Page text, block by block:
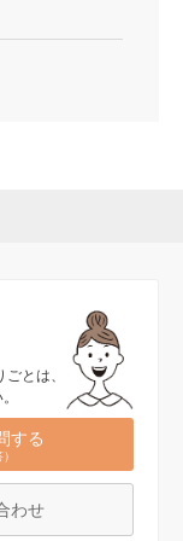
とは、
する
わせ